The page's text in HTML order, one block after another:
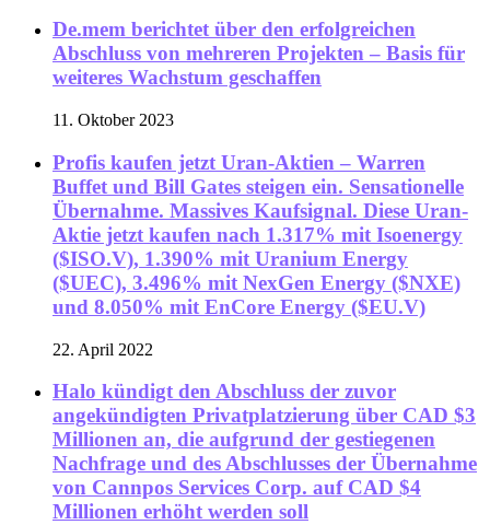
De.mem berichtet über den erfolgreichen
Abschluss von mehreren Projekten – Basis für
weiteres Wachstum geschaffen
11. Oktober 2023
Profis kaufen jetzt Uran-Aktien – Warren
Buffet und Bill Gates steigen ein. Sensationelle
Übernahme. Massives Kaufsignal. Diese Uran-
Aktie jetzt kaufen nach 1.317% mit Isoenergy
($ISO.V), 1.390% mit Uranium Energy
($UEC), 3.496% mit NexGen Energy ($NXE)
und 8.050% mit EnCore Energy ($EU.V)
22. April 2022
Halo kündigt den Abschluss der zuvor
angekündigten Privatplatzierung über CAD $3
Millionen an, die aufgrund der gestiegenen
Nachfrage und des Abschlusses der Übernahme
von Cannpos Services Corp. auf CAD $4
Millionen erhöht werden soll